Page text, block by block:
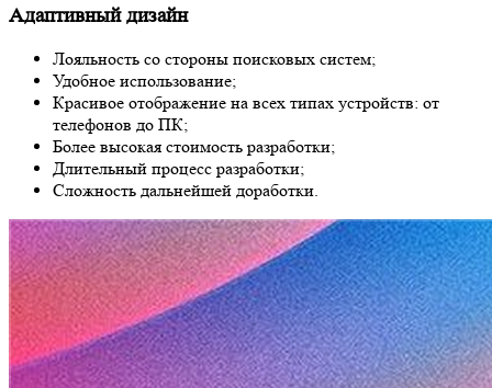
Адаптивный дизайн
Лояльность со стороны поисковых систем;
Удобное использование;
Красивое отображение на всех типах устройств: от
телефонов до ПК;
Более высокая стоимость разработки;
Длительный процесс разработки;
Сложность дальнейшей доработки.